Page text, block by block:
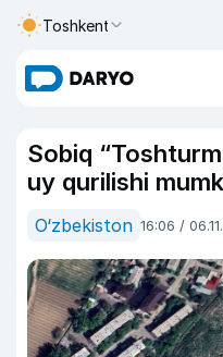
Toshkent
Sobiq
uy qurilishi
O‘zbekiston 16:06 /